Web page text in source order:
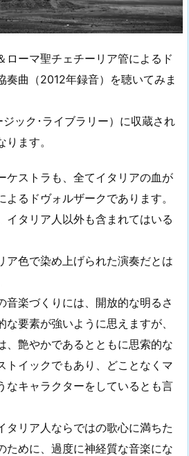
ローマ聖チェチーリア管によるド
奏曲（2012年録音）を聴いてみま
ック･ライブラリー）に収蔵され
ます。
ケストラも、全てイタリアの血が
るドヴォルザークであります。
イタリア人以外も含まれてはいる
ア色で染め上げられた演奏だとは
音楽づくりには、開放的な明るさ
要素が強いように思えますが、
、艶やかであるとともに思索的な
トイックでもあり、どことなくマ
なキャラクターをしているとも言
タリア人ならではの歌心に満ちた
ために、過度に神経質な音楽にな